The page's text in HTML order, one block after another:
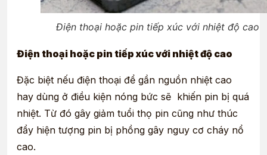
Điện thoại hoặc pin tiếp xúc với nhiệt độ cao
Điện thoại hoặc pin tiếp xúc với nhiệt độ cao
Đặc biệt nếu điện thoại để gần nguồn nhiệt cao
hay dùng ở điều kiện nóng bức sẽ khiến pin bị quá
nhiệt. Từ đó gây giảm tuổi thọ pin cũng như thúc
đẩy hiện tượng pin bị phồng gây nguy cơ cháy nổ
cao.